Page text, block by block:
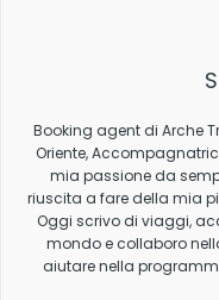
Booking agent di Arche
Oriente,
mia passione da
riuscita a fare della mia
Oggi scrivo di viaggi,
mondo e collaboro
aiutare nella